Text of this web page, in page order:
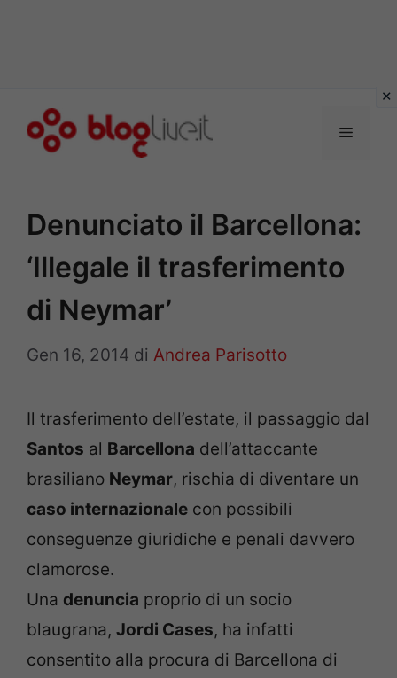
Menu
Denunciato il Barcellona:
‘Illegale il trasferimento
di Neymar’
Gen 16, 2014 di Andrea Parisotto
Il trasferimento dell’estate, il passaggio dal
Santos al Barcellona dell’attaccante
brasiliano Neymar, rischia di diventare un
caso internazionale con possibili
conseguenze giuridiche e penali davvero
clamorose.
Una denuncia proprio di un socio
blaugrana, Jordi Cases, ha infatti
consentito alla procura di Barcellona di